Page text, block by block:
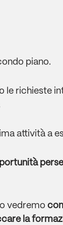
piano.
richieste
attività a
vedremo
la